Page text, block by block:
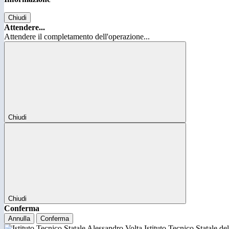
Chiudi
Attendere...
Attendere il completamento dell'operazione...
Chiudi
Chiudi
Conferma
Annulla Conferma